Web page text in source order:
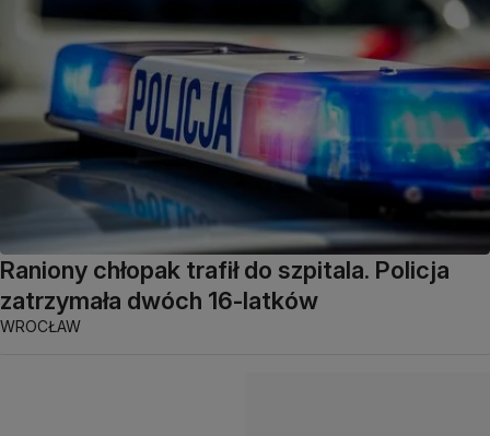
Raniony chłopak trafił do szpitala. Policja
zatrzymała dwóch 16-latków
WROCŁAW